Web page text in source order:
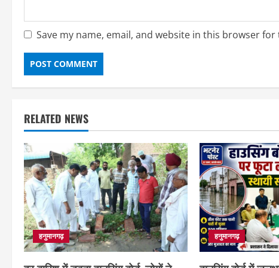
Save my name, email, and website in this browser
RELATED NEWS
हनुमानगढ़ हनुमानगढ़